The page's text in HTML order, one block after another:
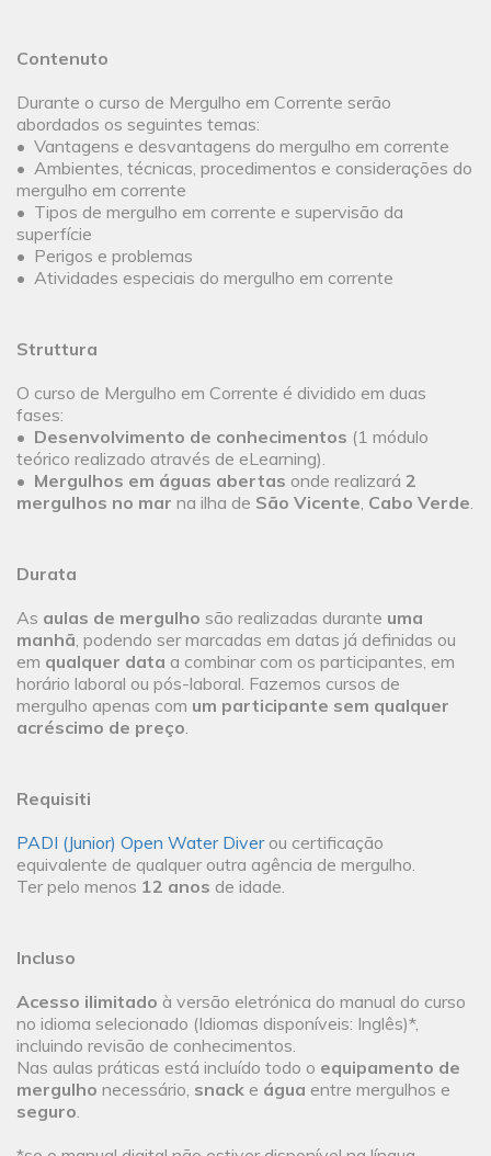
Contenuto
Durante o curso de Mergulho em Corrente serão
abordados os seguintes temas:
• Vantagens e desvantagens do mergulho em corrente
• Ambientes, técnicas, procedimentos e considerações do
mergulho em corrente
• Tipos de mergulho em corrente e supervisão da
superfície
• Perigos e problemas
• Atividades especiais do mergulho em corrente
Struttura
O curso de Mergulho em Corrente é dividido em duas
fases:
• Desenvolvimento de conhecimentos (1 módulo
teórico realizado através de eLearning).
• Mergulhos em águas abertas onde realizará 2
mergulhos no mar na ilha de São Vicente, Cabo Verde.
Durata
As aulas de mergulho são realizadas durante uma
manhã, podendo ser marcadas em datas já definidas ou
em qualquer data a combinar com os participantes, em
horário laboral ou pós-laboral. Fazemos cursos de
mergulho apenas com um participante sem qualquer
acréscimo de preço.
Requisiti
PADI (Junior) Open Water Diverou certificação
equivalente de qualquer outra agência de mergulho.
Ter pelo menos 12 anos de idade.
Incluso
Acesso ilimitado à versão eletrónica do manual do curso
no idioma selecionado (Idiomas disponíveis: Inglês)*,
incluindo revisão de conhecimentos.
Nas aulas práticas está incluído todo o equipamento de
mergulho necessário, snack e água entre mergulhos e
seguro.